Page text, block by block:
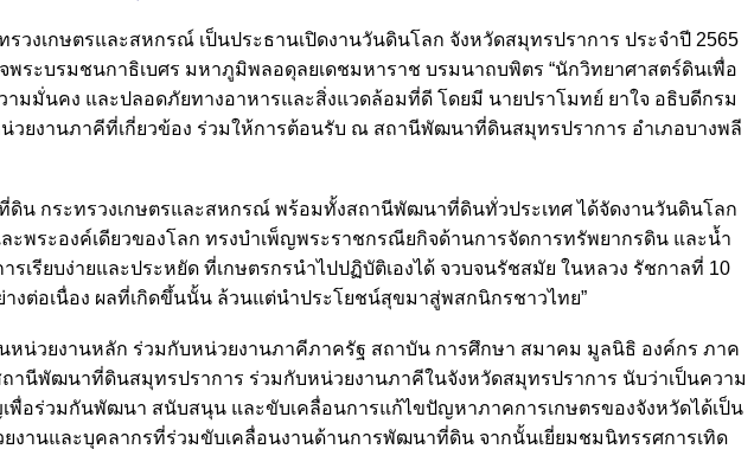
เกษตรและสหกรณ์ เป็นประธานเปิดงานวันดินโลก จังหวัดสมุทรปราการ ประจำปี 2565
จพระบรมชนกาธิเบศร มหาภูมิพลอดุลยเดชมหาราช บรมนาถบพิตร “นักวิทยาศาสตร์ดินเพื่อ
มั่นคง และปลอดภัยทางอาหารและสิ่งแวดล้อมที่ดี โดยมี นายปราโมทย์ ยาใจ อธิบดีกรม
งานภาคีที่เกี่ยวข้อง ร่วมให้การต้อนรับ ณ สถานีพัฒนาที่ดินสมุทรปราการ อำเภอบางพลี
กระทรวงเกษตรและสหกรณ์ พร้อมทั้งสถานีพัฒนาที่ดินทั่วประเทศ ได้จัดงานวันดินโลก
พระองค์เดียวของโลก ทรงบำเพ็ญพระราชกรณียกิจด้านการจัดการทรัพยากรดิน และน้ำ
รียบง่ายและประหยัด ที่เกษตรกรนำไปปฏิบัติเองได้ จวบจนรัชสมัย ในหลวง รัชกาลที่ 10
ต่อเนื่อง ผลที่เกิดขึ้นนั้น ล้วนแต่นำประโยชน์สุขมาสู่พสกนิกรชาวไทย”
ยงานหลัก ร่วมกับหน่วยงานภาคีภาครัฐ สถาบัน การศึกษา สมาคม มูลนิธิ องค์กร ภาค
นีพัฒนาที่ดินสมุทรปราการ ร่วมกับหน่วยงานภาคีในจังหวัดสมุทรปราการ นับว่าเป็นความ
พื่อร่วมกันพัฒนา สนับสนุน และขับเคลื่อนการแก้ไขปัญหาภาคการเกษตรของจังหวัดได้เป็น
งานและบุคลากรที่ร่วมขับเคลื่อนงานด้านการพัฒนาที่ดิน จากนั้นเยี่ยมชมนิทรรศการเทิด